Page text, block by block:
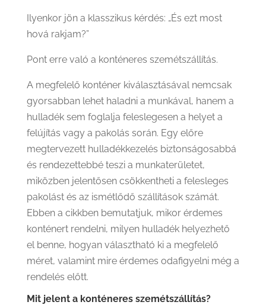
Ilyenkor jön a klasszikus kérdés: „És ezt most
hová rakjam?”
Pont erre való a konténeres szemétszállítás.
A megfelelő konténer kiválasztásával nemcsak
gyorsabban lehet haladni a munkával, hanem a
hulladék sem foglalja feleslegesen a helyet a
felújítás vagy a pakolás során. Egy előre
megtervezett hulladékkezelés biztonságosabbá
és rendezettebbé teszi a munkaterületet,
miközben jelentősen csökkentheti a felesleges
pakolást és az ismétlődő szállítások számát.
Ebben a cikkben bemutatjuk, mikor érdemes
konténert rendelni, milyen hulladék helyezhető
el benne, hogyan választható ki a megfelelő
méret, valamint mire érdemes odafigyelni még a
rendelés előtt.
Mit jelent a konténeres szemétszállítás?